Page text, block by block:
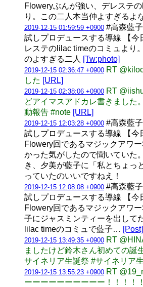
Floweryぶんが強い、デレステ
り。この二人本当仲よすぎるよ
2019-12-15 01:59:59 +0900 #高森藍
試しプロデュースする導線 【今
レステのlilac timeのコミュより
のよすぎる二人 [Tw:photo]
2019-12-15 02:36:47 +0900 RT
した [URL]
2019-12-15 02:38:06 +0900 RT
どアイマスアドカレ書きました
動報告 #note [URL]
2019-12-15 12:03:28 +0900 #高森藍
試しプロデュースする導線 【今
Flowery回であるマジックアワ
かった気がしたので聞いていた
き、夕美が藍子に「私とちょっ
っていたのいいですねえ！
2019-12-15 12:08:08 +0900 #高森藍
試しプロデュースする導線 【今
Flowery回であるマジックアワ
子にジャスミンティーを出して
lilac timeのコミュで藍子… [Post]
2019-12-15 13:49:35 +0900 RT
ましたけど鈴木さん初めての誕
サイネリア生誕祭 #サイネリア
2019-12-15 13:55:23 +0900 RT
ーーーーーーーーーー！！！！